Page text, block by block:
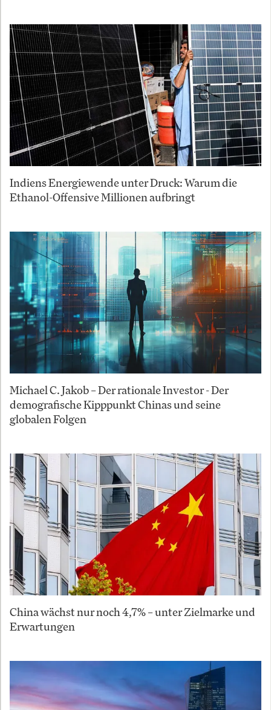
Indiens Energiewende unter Druck: Warum die
Ethanol-Offensive Millionen aufbringt
Michael C. Jakob – Der rationale Investor - Der
demografische Kipppunkt Chinas und seine
globalen Folgen
China wächst nur noch 4,7% – unter Zielmarke und
Erwartungen